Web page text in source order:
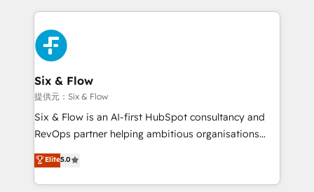
complex use cases 🏆 CRM Implementation,
Platform Enablement, Custom Integration and
Onboarding Accredited 🔐 ISO27001 & ISO9001
Certified
feels easy and pain-free. We are a top ranked
HubSpot Elite Partner, winner of Rookie of the Year
and Customer First Awards, 4.9/5 rating in HubSpot
Reviews and 4.9/5 rating in Clutch Reviews. Digifianz
helps the following industries: logistics & 3PL, home
improvement & construction, branding and
commercialization, real estate, health, education,
SaaS, Software Dev & IT and consulting, make the
the United States, EU, UAE, Mexico and Latin
America. From casual user to super fan: make
Six & Flow
提供元：Six & Flow
Six & Flow is an AI-first HubSpot consultancy and
RevOps partner helping ambitious organisations
grow with clarity, confidence, and intelligence.
Operating across the UK, Netherlands, Ireland, and
Canada, we’ve delivered thousands of successful
Elite5.0